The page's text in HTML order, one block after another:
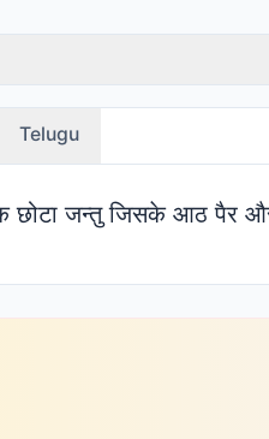
Telugu
छोटा जन्तु जिसके आठ पैर